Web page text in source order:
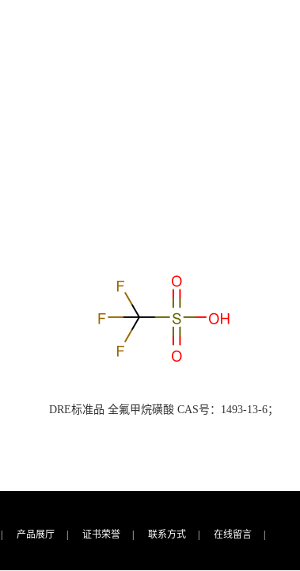
DRE标准品 全氟甲烷磺酸 CAS号：1493-13-6；
| 产品展厅 | 证书荣誉 | 联系方式 | 在线留言 |